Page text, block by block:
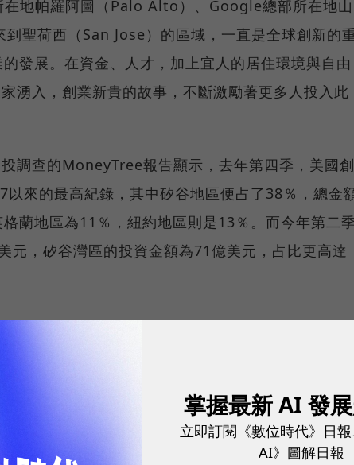
地帕羅阿圖（Palo Alto）、Google總部所在地山
聖荷西（San Jose）的區域，一直是全球創新的
發展。在資金、人才，加上宜人的居住環境與自由
湧入，創業新貴的故事，不斷激勵著更多人投入此
調查的MoneyTree報告顯示，去年第四季，美國創
來的最高紀錄，其中矽谷地區便占了38％，總金
蘭地區為11％，紐約地區則是13％。而今年第二
元，矽谷灣區的投資金額為71億美元，占比更高達
人才與資金的湧入，讓矽谷地區開始變得有些浮燥
出優渥薪資外，提供免費餐點、交通車和股票選擇
大型企業更深入高中佈樁。而外來人口的增加，讓
房價高漲與交通壅塞的問題。在今年Google開發
掌握最新 AI 發
立即訂閱《數位時代》日
AI》圖解日報